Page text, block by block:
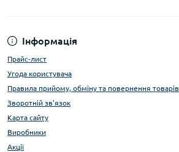
Інформація
Прайс-лист
Угода користувача
Правила прийому, обміну та повернення товарів
Зворотній зв'язок
Карта сайту
Виробники
Акції